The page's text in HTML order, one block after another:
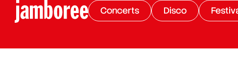
Concerts Disco